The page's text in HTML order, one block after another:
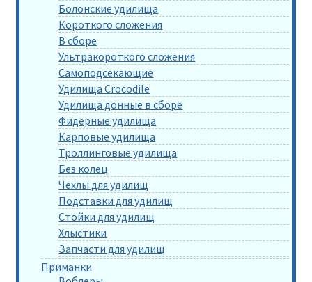
Болонские удилища
Короткого сложения
В сборе
Ультракороткого сложения
Самоподсекающие
Удилища Crocodile
Удилища донные в сборе
Фидерные удилища
Карповые удилища
Троллинговые удилища
Без колец
Чехлы для удилищ
Подставки для удилищ
Стойки для удилищ
Хлыстики
Запчасти для удилищ
Приманки